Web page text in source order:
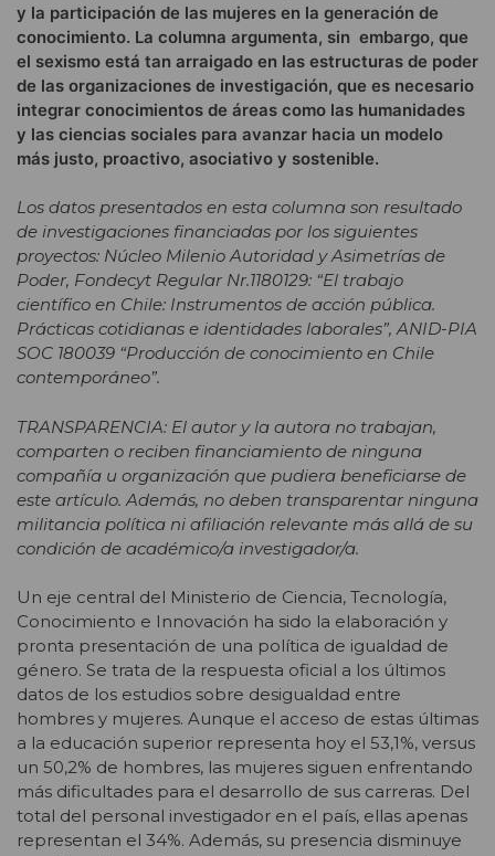
y la participación de las mujeres en la generación de
conocimiento. La columna argumenta, sin embargo, que
el sexismo está tan arraigado en las estructuras de poder
de las organizaciones de investigación, que es necesario
integrar conocimientos de áreas como las humanidades
y las ciencias sociales para avanzar hacia un modelo
más justo, proactivo, asociativo y sostenible.
Los datos presentados en esta columna son resultado
de investigaciones financiadas por los siguientes
proyectos: Núcleo Milenio Autoridad y Asimetrías de
Poder, Fondecyt Regular Nr.1180129: “El trabajo
científico en Chile: Instrumentos de acción pública.
Prácticas cotidianas e identidades laborales”, ANID-PIA
SOC 180039 “Producción de conocimiento en Chile
contemporáneo”.
TRANSPARENCIA: El autor y la autora no trabajan,
comparten o reciben financiamiento de ninguna
compañía u organización que pudiera beneficiarse de
este artículo. Además, no deben transparentar ninguna
militancia política ni afiliación relevante más allá de su
condición de académico/a investigador/a.
Un eje central del Ministerio de Ciencia, Tecnología,
Conocimiento e Innovación ha sido la elaboración y
pronta presentación de una política de igualdad de
género. Se trata de la respuesta oficial a los últimos
datos de los estudios sobre desigualdad entre
hombres y mujeres. Aunque el acceso de estas últimas
a la educación superior representa hoy el 53,1%, versus
un 50,2% de hombres, las mujeres siguen enfrentando
más dificultades para el desarrollo de sus carreras. Del
total del personal investigador en el país, ellas apenas
representan el 34%. Además, su presencia disminuye